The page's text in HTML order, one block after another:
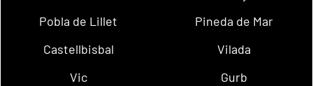
Pobla de Lillet
Pineda de Mar
Castellbisbal
Vilada
Vic
Gurb